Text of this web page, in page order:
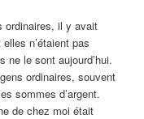
ordinaires, il y avait
n’étaient pas
ne le sont aujourd’hui.
ordinaires, souvent
sommes d’argent.
de chez moi était